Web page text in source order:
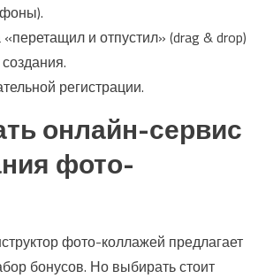
и отпустил» (drag & drop)
регистрации.
онлайн-сервис
фото-
фото-коллажей предлагает
бонусов. Но выбирать стоит